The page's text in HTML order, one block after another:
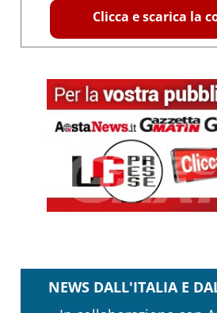
Clicca e scarica la
NEWS DALL'ITALIA E